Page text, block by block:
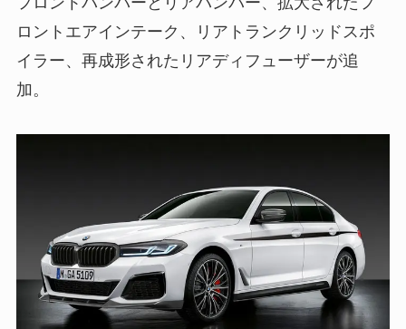
ロントエアインテーク、リアトランクリッドスポ
イラー、再成形されたリアディフューザーが追
加。